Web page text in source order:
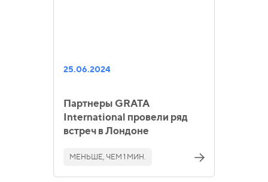
25.06.2024
Партнеры GRATA
International провели ряд
встреч в Лондоне
МЕНЬШЕ, ЧЕМ 1 МИН.